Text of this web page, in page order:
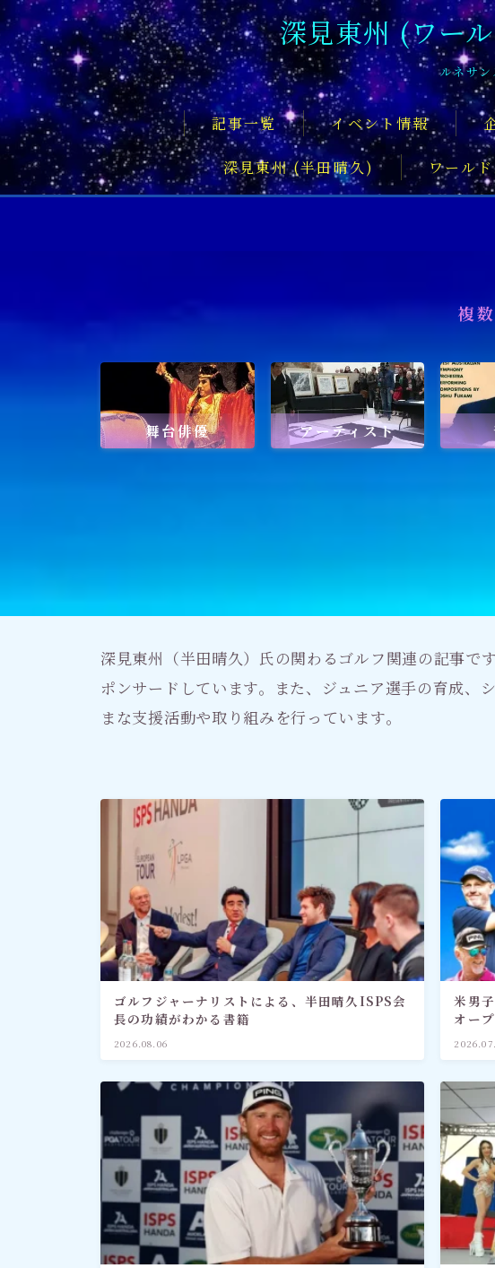
深見東州 (ワー
ルネサ
記事一覧 イベント情報
深見東州 (半田晴久) ワール
フロントページ
文化・芸術活動
社会貢献 社会貢献
深見東州 (半田晴久)
ワールドメイト
社会情勢
おすすめ記事
舞台俳
複
舞台俳優 アーティスト
深見東州（半田晴久）氏の関わるゴルフ関連の記事で
ポンサードしています。また、ジュニア選手の育成、
まな支援活動や取り組みを行っています。
ゴルフジャーナリストによる、半田晴久ISPS会
長の功績がわかる書籍
2026.08.06
米男
オー